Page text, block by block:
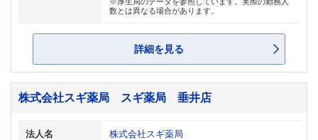
数とは異なる場合があります。
詳細を見る
株式会社スギ薬局 スギ薬局 垂井店
法人名 株式会社スギ薬局